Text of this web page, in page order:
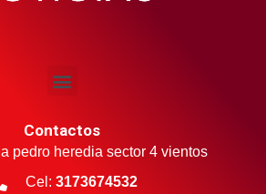
Contactos
pedro heredia sector 4 vientos
Cel: 3173674532